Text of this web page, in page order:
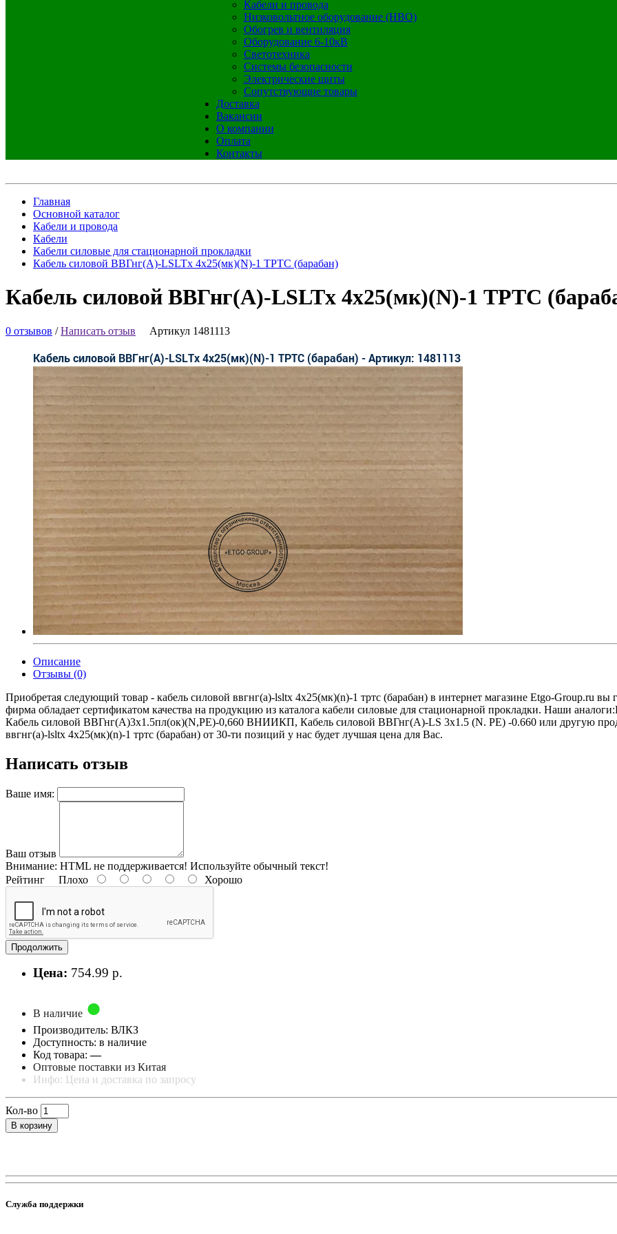
Кабели и провода
Низковольтное оборудование (НВО)
Обогрев и вентиляция
Оборудование 6-10кВ
Светотехника
Системы безопасности
Электрические щиты
Сопутствующие товары
Доставка
Вакансии
О компании
Оплата
Контакты
Главная
Основной каталог
Кабели и провода
Кабели
Кабели силовые для стационарной прокладки
Кабель силовой ВВГнг(А)-LSLTx 4х25(мк)(N)-1 ТРТС (барабан)
Кабель силовой ВВГнг(А)-LSLTx 4х25(мк)(N)-1 ТРТС
0 отзывов /Написать отзыв Артикул 1481113
Описание
Отзывы (0)
Приобретая следующий товар - кабель силовой ввгнг(а)-lsltx 4х25(мк)(n)-1 тртс (барабан) в интернет магазине Etgo-Group.ru
фирма обладает сертификатом качества на продукцию из каталога кабели силовые для стационарной прокладки. Наши
Кабель силовой ВВГнг(А)3х1.5пл(ок)(N,PE)-0,660 ВНИИКП, Кабель силовой ВВГнг(А)-LS 3х1.5 (N. PE) -0.660 или другую
ввгнг(а)-lsltx 4х25(мк)(n)-1 тртс (барабан) от 30-ти позиций у нас будет лучшая цена для Вас.
Написать отзыв
Ваше имя:
Ваш отзыв
Внимание: HTML не поддерживается! Используйте обычный текст!
Рейтинг Плохо Хорошо
Продолжить
Цена: 754.99 р.
В наличие
Производитель: ВЛКЗ
Доступность: в наличие
Код товара:—
Оптовые поставки из Китая
Инфо: Цена и доставка по запросу
Кол-во
В корзину
Служба поддержки